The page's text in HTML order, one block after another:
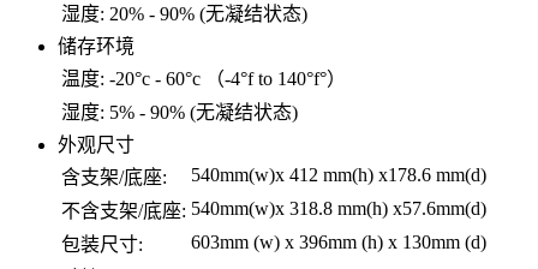
湿度: 20% - 90% (无凝结状态)
储存环境
温度: -20°c - 60°c （-4°f to 140°f°）
湿度: 5% - 90% (无凝结状态)
外观尺寸
含支架/底座:
540mm(w)x 412 mm(h) x178.6 mm(d)
不含支架/底座: 540mm(w)x 318.8 mm(h) x57.6mm(d)
包装尺寸:
603mm (w) x 396mm (h) x 130mm (d)